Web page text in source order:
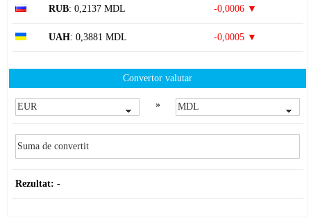
RUB: 0,2137 MDL -0,0006 ▼
UAH: 0,3881 MDL -0,0005 ▼
Convertor valutar
»
Rezultat: -